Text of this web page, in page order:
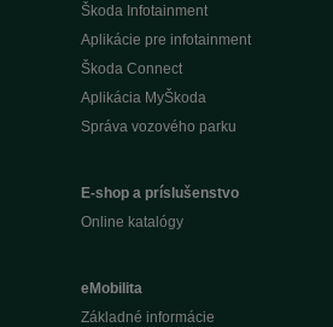
Škoda Infotainment
Aplikácie pre infotainment
Škoda Connect
Aplikácia MyŠkoda
Správa vozového parku
E-shop a príslušenstvo
Online katalógy
eMobilita
Základné informácie